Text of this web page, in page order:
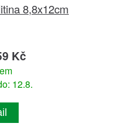
8,8x12cm
Kč
12.8.